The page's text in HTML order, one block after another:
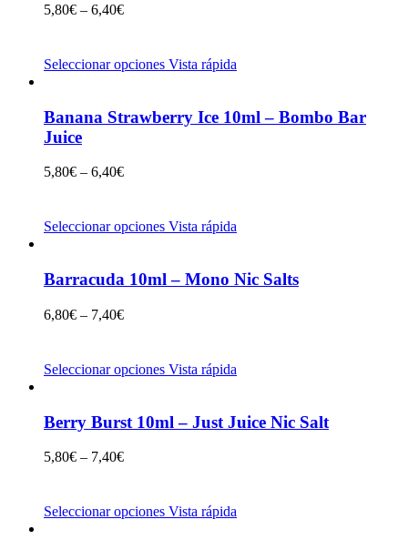
5,80€ – 6,40€
Seleccionar opciones Vista rápida
Banana Strawberry Ice 10ml – Bombo Bar
Juice
5,80€ – 6,40€
Seleccionar opciones Vista rápida
Barracuda 10ml – Mono Nic Salts
6,80€ – 7,40€
Seleccionar opciones Vista rápida
Berry Burst 10ml – Just Juice Nic Salt
5,80€ – 7,40€
Seleccionar opciones Vista rápida